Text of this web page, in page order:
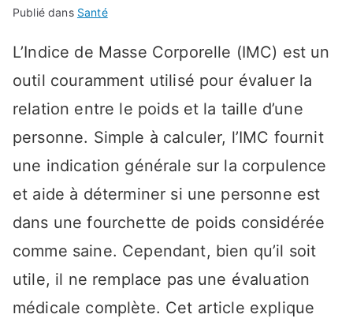
Publié dans Santé
L’Indice de Masse Corporelle (IMC) est un
outil couramment utilisé pour évaluer la
relation entre le poids et la taille d’une
personne. Simple à calculer, l’IMC fournit
une indication générale sur la corpulence
et aide à déterminer si une personne est
dans une fourchette de poids considérée
comme saine. Cependant, bien qu’il soit
utile, il ne remplace pas une évaluation
médicale complète. Cet article explique